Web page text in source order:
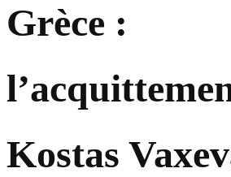
Grèce :
Kostas